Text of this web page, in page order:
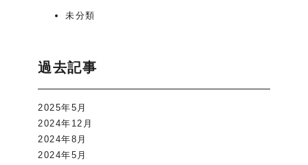
未分類
過去記事
2025年5月
2024年12月
2024年8月
2024年5月